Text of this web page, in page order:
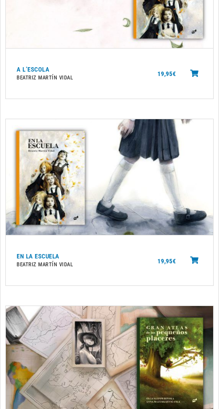
A L’ESCOLA
BEATRIZ MARTÍN VIDAL 19,95€
EN LA ESCUELA
BEATRIZ MARTÍN VIDAL 19,95€